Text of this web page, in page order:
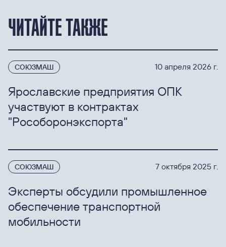
ЧИТАЙТЕ ТАКЖЕ
10 апреля 2026 г.
СОЮЗМАШ
Ярославские предприятия ОПК
участвуют в контрактах
"Рособоронэкспорта"
7 октября 2025 г.
СОЮЗМАШ
Эксперты обсудили промышленное
обеспечение транспортной
мобильности